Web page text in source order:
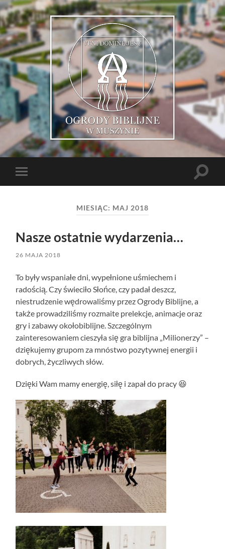
Muszyńskie
Ogrody
Biblijne
mobile
Toggle
MIESIĄC: MAJ 2018
Nasze ostatnie wydarzenia…
26 MAJA 2018
To były wspaniałe dni, wypełnione uśmiechem i
radością. Czy świeciło Słońce, czy padał deszcz,
niestrudzenie wędrowaliśmy przez Ogrody Biblijne, a
także prowadziliśmy rozmaite prelekcje, animacje oraz
gry i zabawy okołobiblijne. Szczególnym
zainteresowaniem cieszyła się gra biblijna „Milionerzy” –
dziękujemy grupom za mnóstwo pozytywnej energii i
dobrych, życzliwych słów.
Dzięki Wam mamy energię, siłę i zapał do pracy 😆